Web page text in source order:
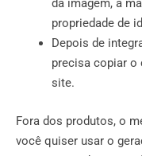
da imagem, a
propriedade de
Depois de
precisa copiar o
site.
Fora dos produtos, o
você quiser usar o